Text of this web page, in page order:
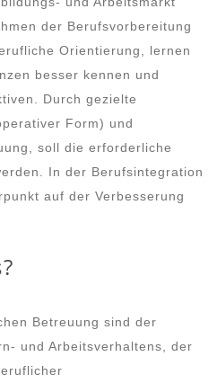
der Berufsvorbereitung
Orientierung, lernen
besser kennen und
Durch gezielte
Form) und
soll die erforderliche
In der Berufsintegration
auf der Verbesserung
Betreuung sind der
und Arbeitsverhaltens, der